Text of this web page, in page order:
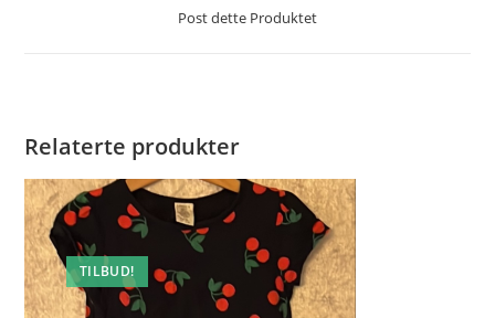
nytt
Post dette Produktet
Relaterte produkter
TILBUD!